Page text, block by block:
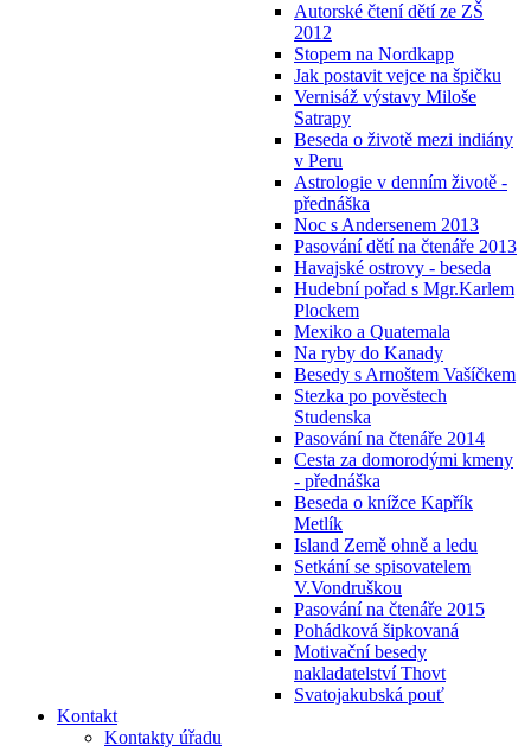
Autorské čtení dětí ze ZŠ
2012
Stopem na Nordkapp
Jak postavit vejce na špičku
Vernisáž výstavy Miloše
Satrapy
Beseda o životě mezi indiány
v Peru
Astrologie v denním životě -
přednáška
Noc s Andersenem 2013
Pasování dětí na čtenáře 2013
Havajské ostrovy - beseda
Hudební pořad s Mgr.Karlem
Plockem
Mexiko a Quatemala
Na ryby do Kanady
Besedy s Arnoštem Vašíčkem
Stezka po pověstech
Studenska
Pasování na čtenáře 2014
Cesta za domorodými kmeny
- přednáška
Beseda o knížce Kapřík
Metlík
Island Země ohně a ledu
Setkání se spisovatelem
V.Vondruškou
Pasování na čtenáře 2015
Pohádková šipkovaná
Motivační besedy
nakladatelství Thovt
Svatojakubská pouť
Kontakt
Kontakty úřadu